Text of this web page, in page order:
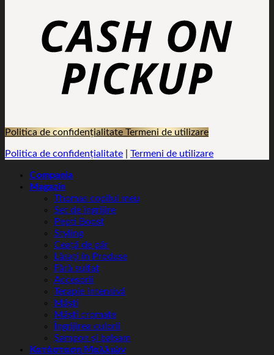
Politica de confidențialitate Termeni de utilizare
Politica de confidențialitate Termeni de utilizare
Compania
Magazin
Thomas copilul meu
Set de îngrijire
Pepti Boost
Styling
Ceață de păr
Lăsați în Produse
Fără sulfat
Accesorii
Terapie intensivă
Măști
Măști cromate
Îngrijirea culorii
Șampon și balsam
Κατάσταση Μαλλιών